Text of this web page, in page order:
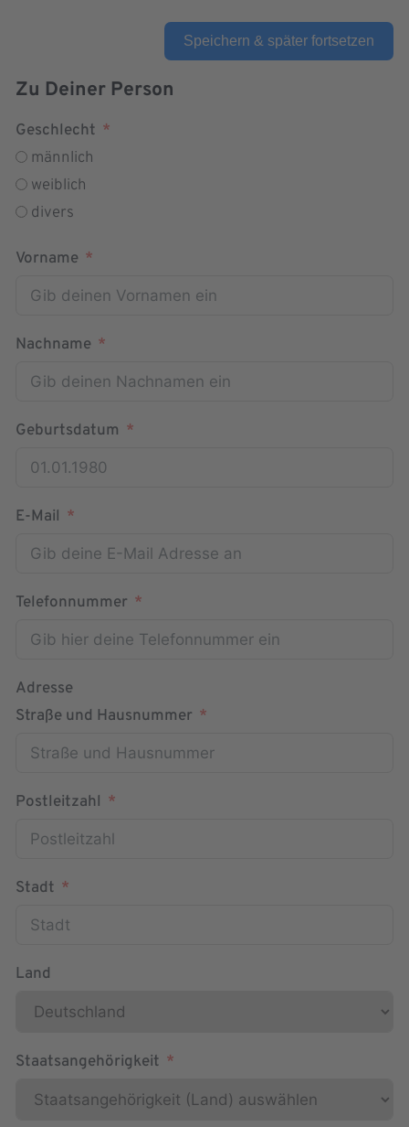
Speichern & später fortsetzen
Zu Deiner Person
Geschlecht
männlich
weiblich
divers
Vorname
Nachname
Geburtsdatum
E-Mail
Telefonnummer
Adresse
Straße und Hausnummer
Postleitzahl
Stadt
Land
Staatsangehörigkeit